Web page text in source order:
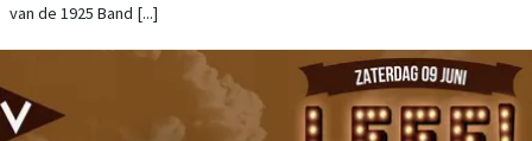
van de 1925 Band [...]